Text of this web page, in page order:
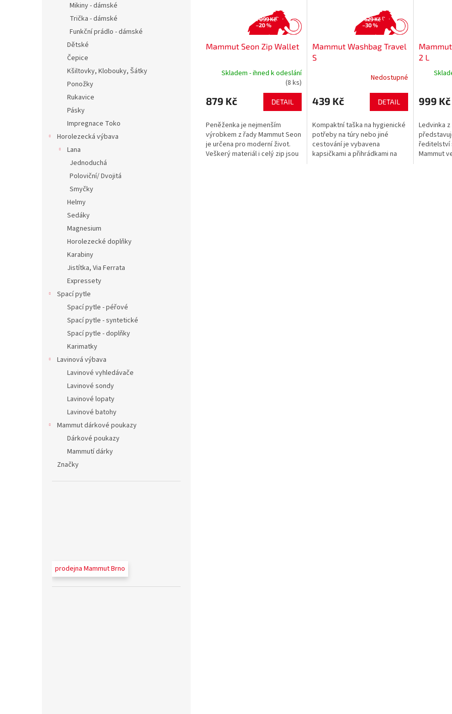
Mikiny - dámské
Trička - dámské
Funkční prádlo - dámské
Dětské
Čepice
Kšiltovky, Klobouky, Šátky
Ponožky
Rukavice
Pásky
Impregnace Toko
Horolezecká výbava
Lana
Jednoduchá
Poloviční/ Dvojitá
Smyčky
Helmy
Sedáky
Magnesium
Horolezecké doplňky
Karabiny
Jistítka, Via Ferrata
Expressety
Spací pytle
Spací pytle - péřové
Spací pytle - syntetické
Spací pytle - doplňky
Karimatky
Lavinová výbava
Lavinové vyhledávače
Lavinové sondy
Lavinové lopaty
Lavinové batohy
Mammut dárkové poukazy
Dárkové poukazy
Mammutí dárky
Značky
prodejna Mammut Brno
1 099 Kč
–20 %
Mammut Seon Zip Wallet
Skladem - ihned k odeslání
(8 ks)
879 Kč DETAIL
Peněženka je nejmenším
výrobkem z řady Mammut Seon
je určena pro moderní život.
Veškerý materiál i celý zip jsou
629 Kč
–30 %
Mammut Washbag Travel
S
Nedostupné
439 Kč DETAIL
Kompaktní taška na hygienické
potřeby na túry nebo jiné
cestování je vybavena
kapsičkami a přihrádkami na
2 L
999 Kč
Ledvinka
ředitelství
Mammut